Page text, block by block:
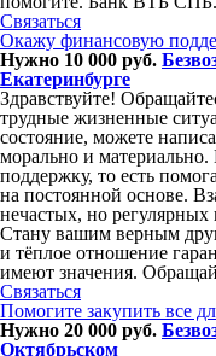
Связаться
Окажу финансовую
Нужно 10 000 руб.
Екатеринбурге
Здравствуйте!
трудные жизненные
состояние, можете
морально и
поддержку, то есть
на постоянной основе.
нечастых, но
Стану вашим верным
и тёплое отношение
имеют значения.
Связаться
Помогите закупить все
Нужно 20 000 руб.
Октябрьском